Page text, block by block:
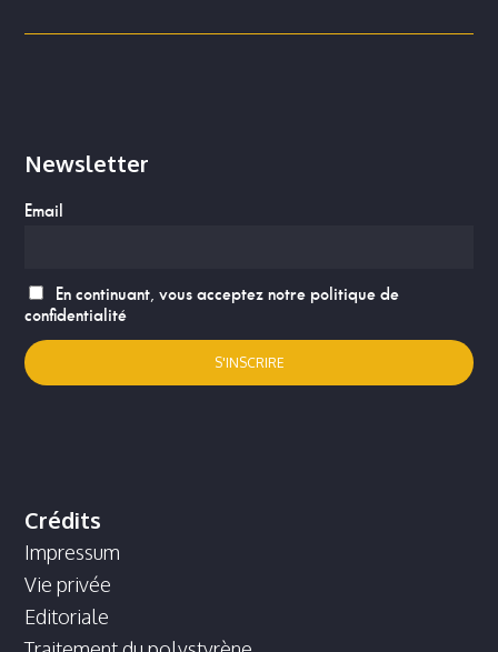
Newsletter
Email
En continuant, vous acceptez notre politique de
confidentialité
Crédits
Impressum
Vie privée
Editoriale